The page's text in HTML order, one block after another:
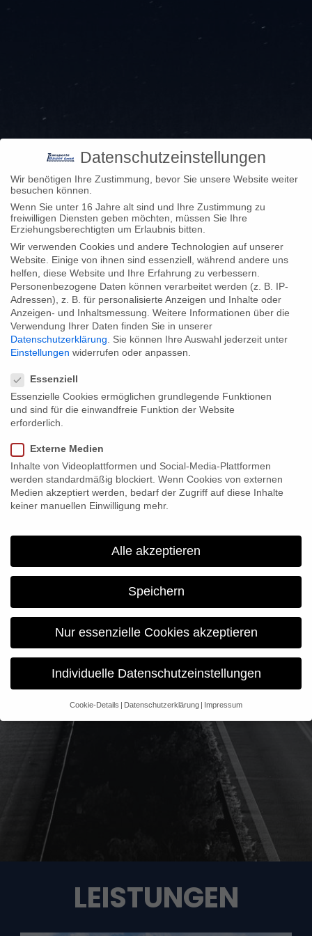
HERZLICH
WILLKOMMEN
Transporte Bauer GmbH ist ihre zuverlässige und flexible
Spedition im Landkreis Erding in Oberbayern.
LEISTUNGEN
Datenschutzeinstellungen
Wir benötigen Ihre Zustimmung, bevor Sie unsere Website weiter
besuchen können.
Wenn Sie unter 16 Jahre alt sind und Ihre Zustimmung zu
freiwilligen Diensten geben möchten, müssen Sie Ihre
Erziehungsberechtigten um Erlaubnis bitten.
Wir verwenden Cookies und andere Technologien auf unserer
Website. Einige von ihnen sind essenziell, während andere uns
helfen, diese Website und Ihre Erfahrung zu verbessern.
Personenbezogene Daten können verarbeitet werden (z. B. IP-
Adressen), z. B. für personalisierte Anzeigen und Inhalte oder
Anzeigen- und Inhaltsmessung. Weitere Informationen über die
Verwendung Ihrer Daten finden Sie in unserer
Datenschutzerklärung. Sie können Ihre Auswahl jederzeit unter
Einstellungen widerrufen oder anpassen.
Essenziell
Essenzielle Cookies ermöglichen grundlegende Funktionen
und sind für die einwandfreie Funktion der Website
erforderlich.
Externe Medien
Inhalte von Videoplattformen und Social-Media-Plattformen
werden standardmäßig blockiert. Wenn Cookies von externen
Medien akzeptiert werden, bedarf der Zugriff auf diese Inhalte
keiner manuellen Einwilligung mehr.
Alle akzeptieren
Speichern
Nur essenzielle Cookies akzeptieren
Individuelle Datenschutzeinstellungen
Cookie-Details Datenschutzerklärung Impressum
Datenschutzeinstellungen
Wenn Sie unter 16 Jahre alt sind und Ihre Zustimmung zu
freiwilligen Diensten geben möchten, müssen Sie Ihre
Erziehungsberechtigten um Erlaubnis bitten.
Wir verwenden Cookies und andere Technologien auf unserer
Website. Einige von ihnen sind essenziell, während andere uns
helfen, diese Website und Ihre Erfahrung zu verbessern.
Personenbezogene Daten können verarbeitet werden (z. B. IP-
Adressen), z. B. für personalisierte Anzeigen und Inhalte oder
Anzeigen- und Inhaltsmessung.
Weitere Informationen über die
Verwendung Ihrer Daten finden Sie in unserer
Hier finden Sie eine Übersicht über alle verwendeten Cookies. Sie
können Ihre Einwilligung zu ganzen Kategorien geben oder sich
weitere Informationen anzeigen lassen und so nur bestimmte